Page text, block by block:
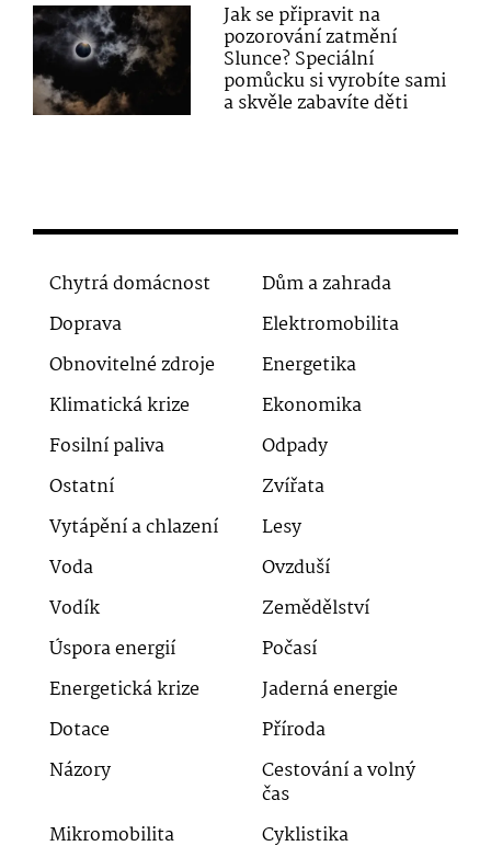
Jak se připravit na
pozorování zatmění
Slunce? Speciální
pomůcku si vyrobíte sami
a skvěle zabavíte děti
Chytrá domácnost
Dům a zahrada
Doprava
Elektromobilita
Obnovitelné zdroje
Energetika
Klimatická krize
Ekonomika
Fosilní paliva
Odpady
Ostatní
Zvířata
Vytápění a chlazení
Lesy
Voda
Ovzduší
Vodík
Zemědělství
Úspora energií
Počasí
Energetická krize
Jaderná energie
Dotace
Příroda
Názory
Cestování a volný
čas
Mikromobilita
Cyklistika